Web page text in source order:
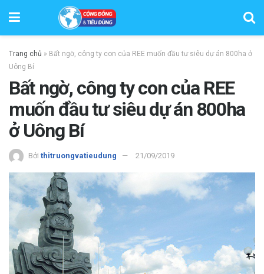
Trang chủ » Bất ngờ, công ty con của REE muốn đầu tư siêu dự án 800ha ở
Uông Bí
Bất ngờ, công ty con của REE
muốn đầu tư siêu dự án 800ha
ở Uông Bí
Bởi thitruongvatieudung 21/09/2019